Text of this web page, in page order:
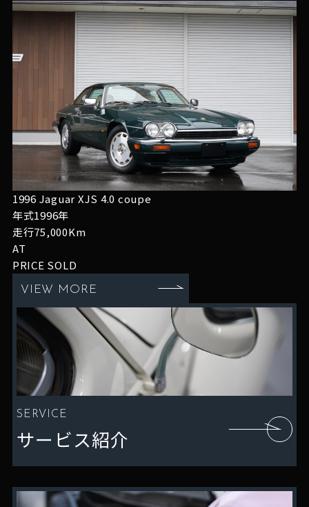
1996 Jaguar XJS 4.0 coupe
年式1996年
走行75,000Km
AT
PRICE SOLD
VIEW MORE
SERVICE
サービス紹介